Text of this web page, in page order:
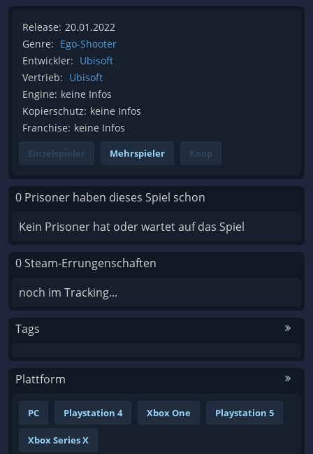
Release: 20.01.2022
Genre: Ego-Shooter
Entwickler: Ubisoft
Vertrieb: Ubisoft
Engine: keine Infos
Kopierschutz: keine Infos
Franchise: keine Infos
Einzelspieler Mehrspieler Koop
0 Prisoner haben dieses Spiel schon
Kein Prisoner hat oder wartet auf das Spiel
0 Steam-Errungenschaften
noch im Tracking...
Tags
Plattform
PC Playstation 4 Xbox One Playstation 5
Xbox Series X